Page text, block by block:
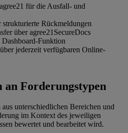
für die Ausfall- und
Rückmeldungen
über agree21SecureDocs
Funktion
jederzeit verfügbaren Online-
an Forderungstypen
unterschiedlichen Bereichen und
im Kontext des jeweiligen
bewertet und bearbeitet wird.